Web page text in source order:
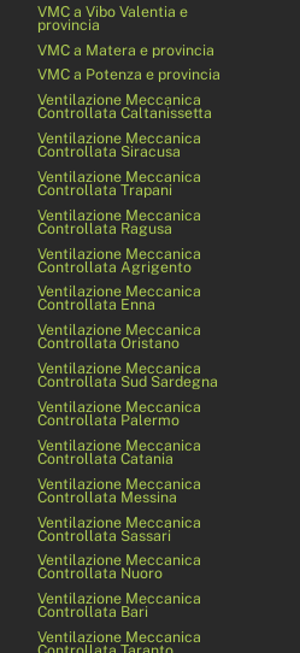
VMC a Vibo Valentia e
provincia
VMC a Matera e provincia
VMC a Potenza e provincia
Ventilazione Meccanica
Controllata Caltanissetta
Ventilazione Meccanica
Controllata Siracusa
Ventilazione Meccanica
Controllata Trapani
Ventilazione Meccanica
Controllata Ragusa
Ventilazione Meccanica
Controllata Agrigento
Ventilazione Meccanica
Controllata Enna
Ventilazione Meccanica
Controllata Oristano
Ventilazione Meccanica
Controllata Sud Sardegna
Ventilazione Meccanica
Controllata Palermo
Ventilazione Meccanica
Controllata Catania
Ventilazione Meccanica
Controllata Messina
Ventilazione Meccanica
Controllata Sassari
Ventilazione Meccanica
Controllata Nuoro
Ventilazione Meccanica
Controllata Bari
Ventilazione Meccanica